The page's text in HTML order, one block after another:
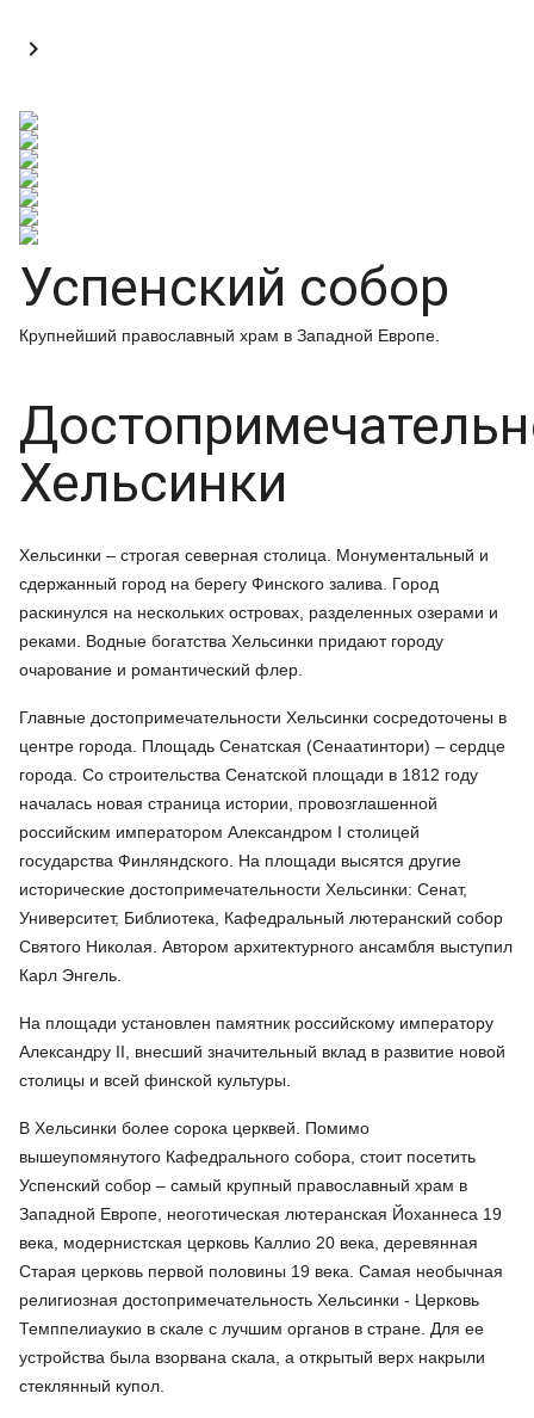

Успенский собор
Крупнейший православный храм в Западной Европе.
Хельсинки
Хельсинки – строгая северная столица. Монументальный и
сдержанный город на берегу Финского залива. Город
раскинулся на нескольких островах, разделенных озерами и
реками. Водные богатства Хельсинки придают городу
очарование и романтический флер.
Главные достопримечательности Хельсинки сосредоточены в
центре города. Площадь Сенатская (Сенаатинтори) – сердце
города. Со строительства Сенатской площади в 1812 году
началась новая страница истории, провозглашенной
российским императором Александром I столицей
государства Финляндского. На площади высятся другие
исторические достопримечательности Хельсинки: Сенат,
Университет, Библиотека, Кафедральный лютеранский собор
Святого Николая. Автором архитектурного ансамбля выступил
Карл Энгель.
На площади установлен памятник российскому императору
Александру II, внесший значительный вклад в развитие новой
столицы и всей финской культуры.
В Хельсинки более сорока церквей. Помимо
вышеупомянутого Кафедрального собора, стоит посетить
Успенский собор – самый крупный православный храм в
Западной Европе, неоготическая лютеранская Йоханнеса 19
века, модернистская церковь Каллио 20 века, деревянная
Старая церковь первой половины 19 века. Самая необычная
религиозная достопримечательность Хельсинки - Церковь
Темппелиаукио в скале с лучшим органов в стране. Для ее
устройства была взорвана скала, а открытый верх накрыли
стеклянный купол.